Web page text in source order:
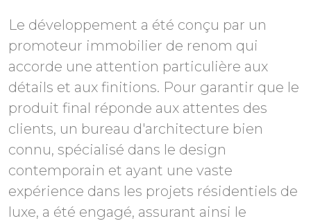
Le développement a été conçu par un
promoteur immobilier de renom qui
accorde une attention particulière aux
détails et aux finitions. Pour garantir que le
produit final réponde aux attentes des
clients, un bureau d'architecture bien
connu, spécialisé dans le design
contemporain et ayant une vaste
expérience dans les projets résidentiels de
luxe, a été engagé, assurant ainsi le